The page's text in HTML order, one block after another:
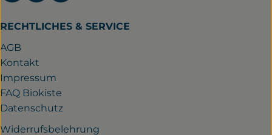
RECHTLICHES & SERVICE
AGB
Kontakt
Impressum
FAQ Biokiste
Datenschutz
Widerrufsbelehrung